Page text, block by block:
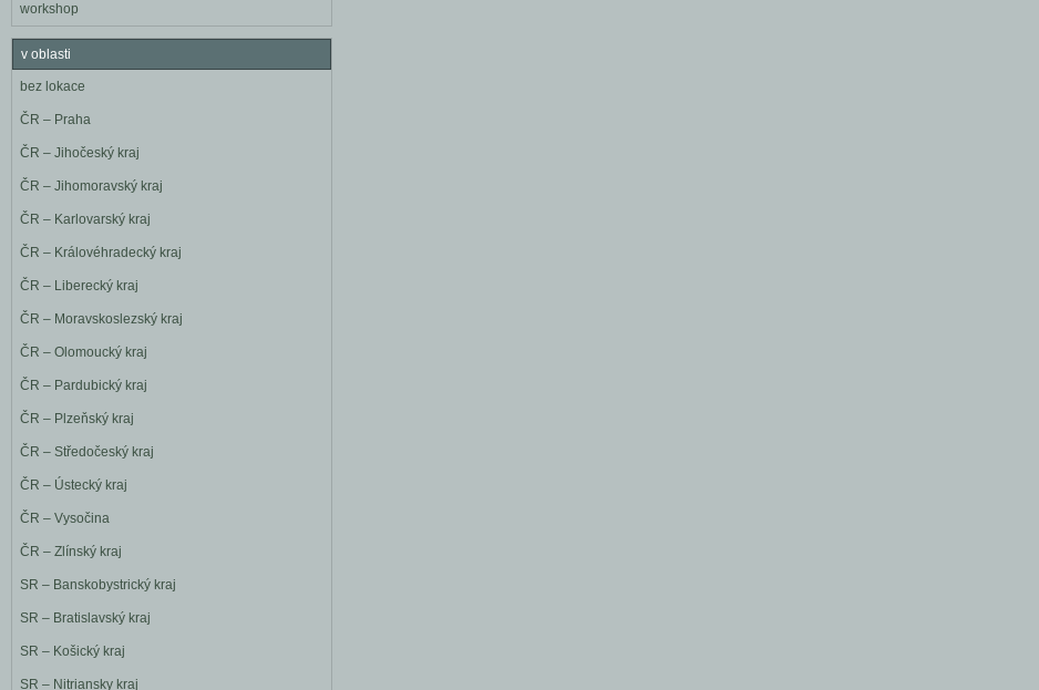
workshop
v oblasti
bez lokace
ČR – Praha
ČR – Jihočeský kraj
ČR – Jihomoravský kraj
ČR – Karlovarský kraj
ČR – Královéhradecký kraj
ČR – Liberecký kraj
ČR – Moravskoslezský kraj
ČR – Olomoucký kraj
ČR – Pardubický kraj
ČR – Plzeňský kraj
ČR – Středočeský kraj
ČR – Ústecký kraj
ČR – Vysočina
ČR – Zlínský kraj
SR – Banskobystrický kraj
SR – Bratislavský kraj
SR – Košický kraj
SR – Nitriansky kraj